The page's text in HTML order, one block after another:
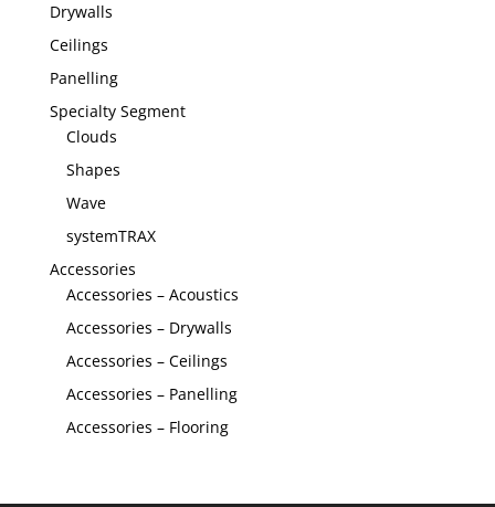
Drywalls
Ceilings
Panelling
Specialty Segment
Clouds
Shapes
Wave
systemTRAX
Accessories
Accessories – Acoustics
Accessories – Drywalls
Accessories – Ceilings
Accessories – Panelling
Accessories – Flooring